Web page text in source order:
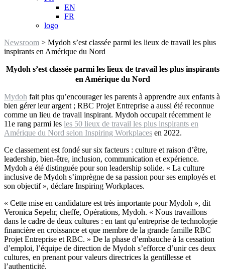
EN
FR
logo
Newsroom > Mydoh s’est classée parmi les lieux de travail les plus
inspirants en Amérique du Nord
Mydoh s’est classée parmi les lieux de travail les plus inspirants
en Amérique du Nord
Mydoh fait plus qu’encourager les parents à apprendre aux enfants à
bien gérer leur argent ; RBC Projet Entreprise a aussi été reconnue
comme un lieu de travail inspirant. Mydoh occupait récemment le
11e rang parmi les les 50 lieux de travail les plus inspirants en
Amérique du Nord selon Inspiring Workplaces en 2022.
Ce classement est fondé sur six facteurs : culture et raison d’être,
leadership, bien-être, inclusion, communication et expérience.
Mydoh a été distinguée pour son leadership solide. « La culture
inclusive de Mydoh s’imprègne de sa passion pour ses employés et
son objectif », déclare Inspiring Workplaces.
« Cette mise en candidature est très importante pour Mydoh », dit
Veronica Sepehr, cheffe, Opérations, Mydoh. « Nous travaillons
dans le cadre de deux cultures : en tant qu’entreprise de technologie
financière en croissance et que membre de la grande famille RBC
Projet Entreprise et RBC. » De la phase d’embauche à la cessation
d’emploi, l’équipe de direction de Mydoh s’efforce d’unir ces deux
cultures, en prenant pour valeurs directrices la gentillesse et
l’authenticité.